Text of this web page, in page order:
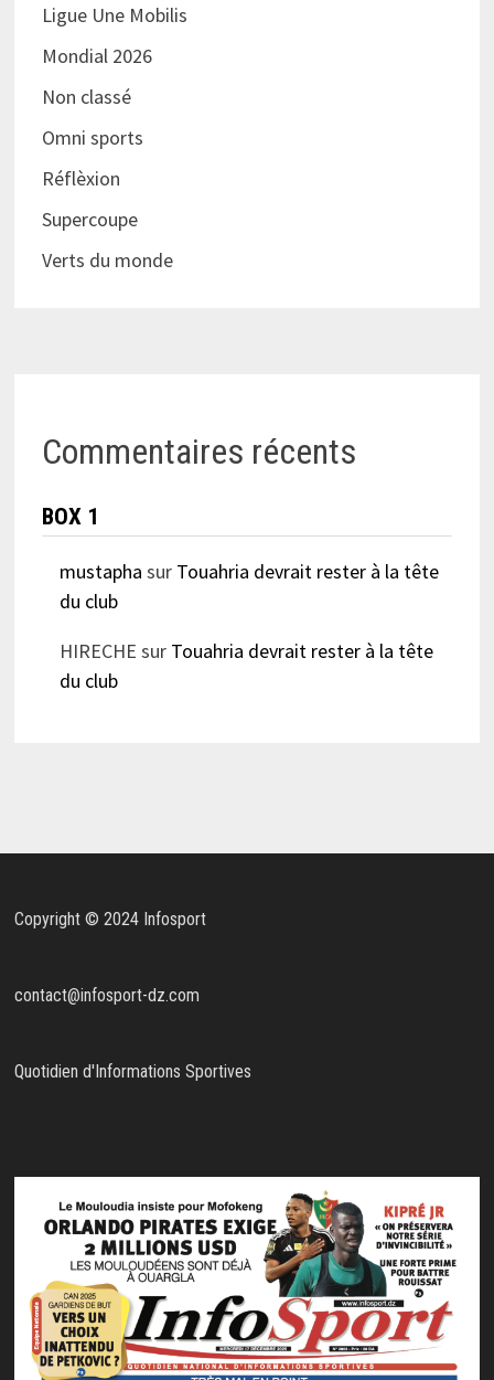
Ligue Une Mobilis
Mondial 2026
Non classé
Omni sports
Réflèxion
Supercoupe
Verts du monde
Commentaires récents
BOX 1
mustapha sur Touahria devrait rester à la tête
du club
HIRECHE sur Touahria devrait rester à la tête
du club
Copyright © 2024 Infosport
contact@infosport-dz.com
Quotidien d'Informations Sportives